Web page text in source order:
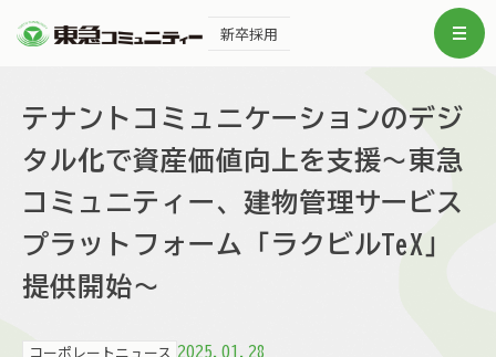
新卒採用
テナントコミュニケーションのデジ
タル化で資産価値向上を支援～東急
コミュニティー、建物管理サービス
プラットフォーム「ラクビルTeX」
提供開始～
コーポレートニュース 2025.01.28